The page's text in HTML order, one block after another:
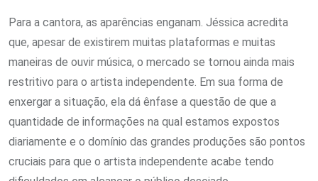
Para a cantora, as aparências enganam. Jéssica acredita
que, apesar de existirem muitas plataformas e muitas
maneiras de ouvir música, o mercado se tornou ainda mais
restritivo para o artista independente. Em sua forma de
enxergar a situação, ela dá ênfase a questão de que a
quantidade de informações na qual estamos expostos
diariamente e o domínio das grandes produções são pontos
cruciais para que o artista independente acabe tendo